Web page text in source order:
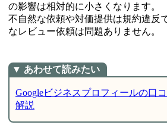
の影響は相対的に小さくなります。
不自然な依頼や対価提供は規約違反
なレビュー依頼は問題ありません。
Googleビジネスプロフィールの口
解説